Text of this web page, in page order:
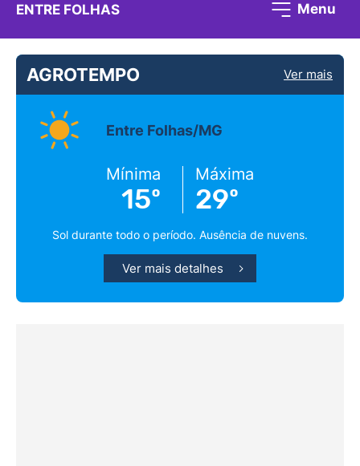
ENTRE FOLHAS Menu
AGROTEMPO Ver mais
Entre Folhas/MG
Mínima
15º
Máxima
29º
Sol durante todo o período. Ausência de nuvens.
Ver mais detalhes